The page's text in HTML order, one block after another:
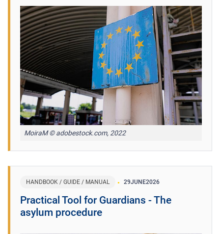
MoiraM © adobestock.com, 2022
HANDBOOK / GUIDE / MANUAL 29JUNE2026
Practical Tool for Guardians - The
asylum procedure